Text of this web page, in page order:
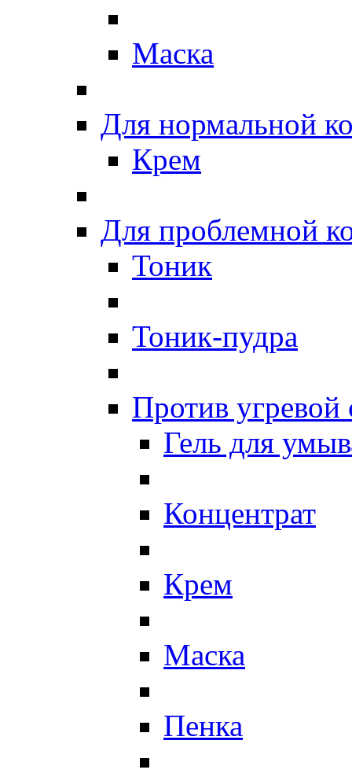
Маска
Для нормальной
Крем
Для проблемной
Тоник
Тоник-пудра
Против
Гель для
Концентрат
Крем
Маска
Пенка